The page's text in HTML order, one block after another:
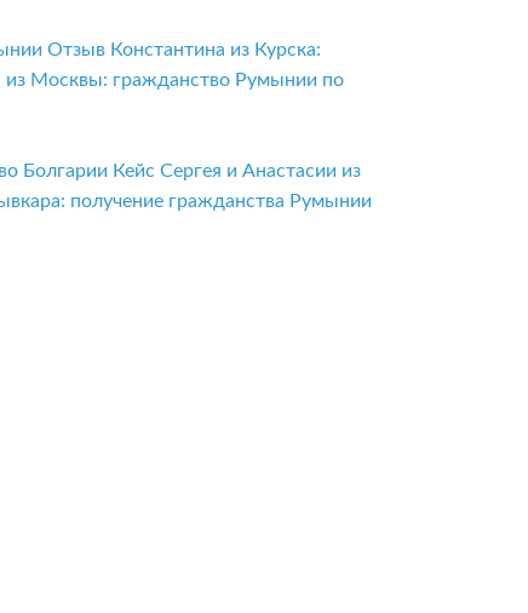
Отзыв Константина из Курска:
из Москвы: гражданство Румынии по
Болгарии Кейс Сергея и Анастасии из
получение гражданства Румынии